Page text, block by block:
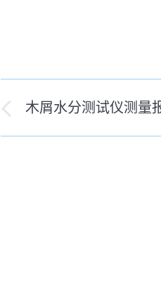
历
史
木屑水分测试仪测量